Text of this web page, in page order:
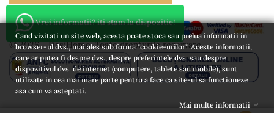
© 2026 - DasiHome. Toate drepturile rezervate
Vrei informatii? iti stam la dispozitie!
Cand vizitati un site web, acesta poate stoca sau prelua informatii in
browser-ul dvs., mai ales sub forma "cookie-urilor". Aceste informatii,
care ar putea fi despre dvs., despre preferintele dvs. sau despre
dispozitivul dvs. de internet (computere, tablete sau mobile), sunt
utilizate in cea mai mare parte pentru a face ca site-ul sa functioneze
asa cum va asteptati.
Mai multe informatii